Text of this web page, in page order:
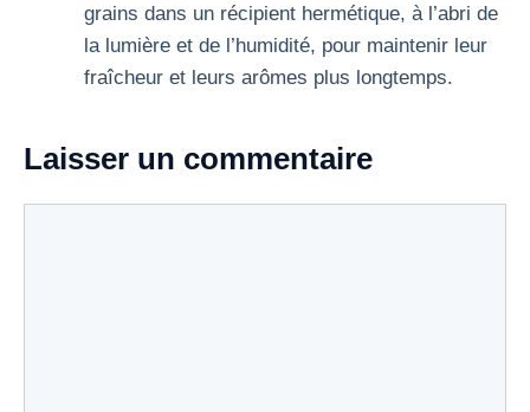
grains dans un récipient hermétique, à l’abri de
la lumière et de l’humidité, pour maintenir leur
fraîcheur et leurs arômes plus longtemps.
Laisser un commentaire